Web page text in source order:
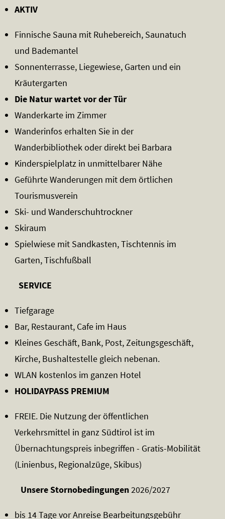
AKTIV
Finnische Sauna mit Ruhebereich, Saunatuch
und Bademantel
Sonnenterrasse, Liegewiese, Garten und ein
Kräutergarten
Die Natur wartet vor der Tür
Wanderkarte im Zimmer
Wanderinfos erhalten Sie in der
Wanderbibliothek oder direkt bei Barbara
Kinderspielplatz in unmittelbarer Nähe
Geführte Wanderungen mit dem örtlichen
Tourismusverein
Ski- und Wanderschuhtrockner
Skiraum
Spielwiese mit Sandkasten, Tischtennis im
Garten, Tischfußball
SERVICE
Tiefgarage
Bar, Restaurant, Cafe im Haus
Kleines Geschäft, Bank, Post, Zeitungsgeschäft,
Kirche, Bushaltestelle gleich nebenan.
WLAN kostenlos im ganzen Hotel
HOLIDAYPASS PREMIUM
FREIE. Die Nutzung der öffentlichen
Verkehrsmittel in ganz Südtirol ist im
Übernachtungspreis inbegriffen - Gratis-Mobilität
(Linienbus, Regionalzüge, Skibus)
Unsere Stornobedingungen2026/2027
bis 14 Tage vor Anreise Bearbeitungsgebühr